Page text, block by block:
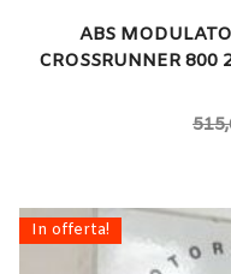
ABS
CROSSRUNNER
In offerta!